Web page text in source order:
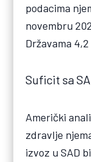
podacima
novembru
Državama
Suficit sa
Američki
zdravlje
izvoz u SAD